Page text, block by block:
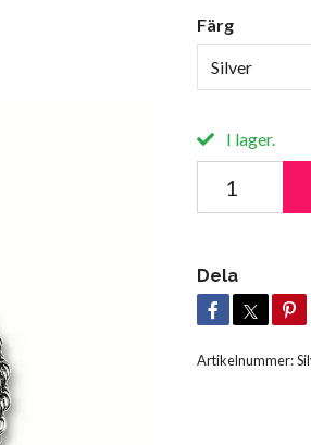
Färg
Silver
I lager.
Dela
Artikelnummer: